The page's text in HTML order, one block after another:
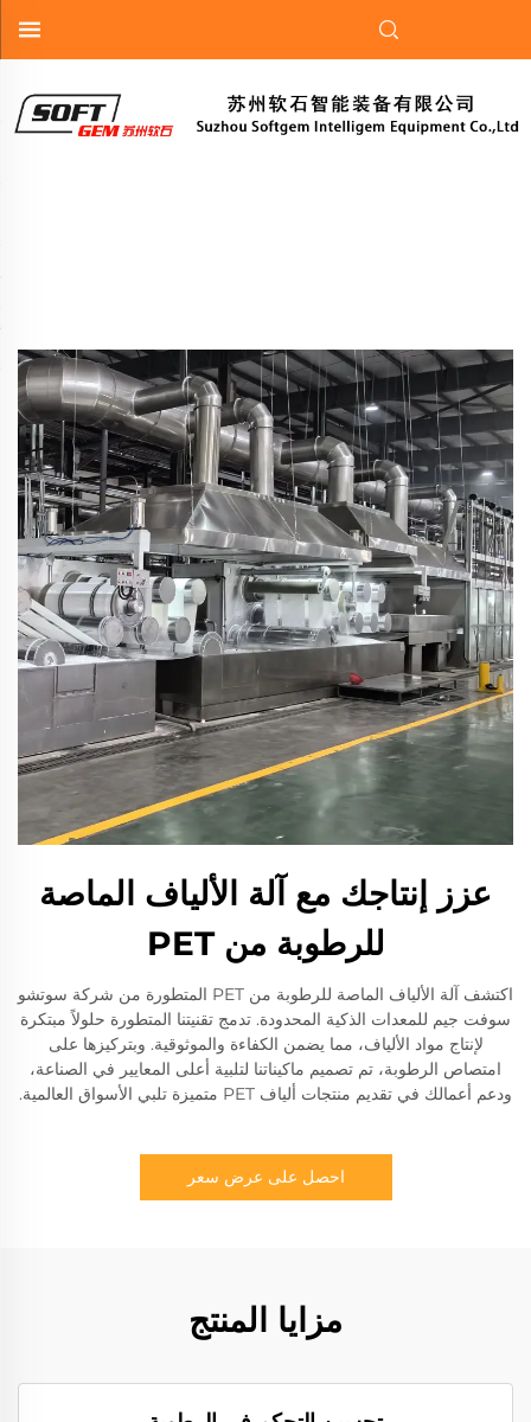
عزز إنتاجك مع آلة الألياف الماصة
للرطوبة من PET
اكتشف آلة الألياف الماصة للرطوبة من PET المتطورة من شركة سوتشو
سوفت جيم للمعدات الذكية المحدودة. تدمج تقنيتنا المتطورة حلولاً مبتكرة
لإنتاج مواد الألياف، مما يضمن الكفاءة والموثوقية. وبتركيزها على
امتصاص الرطوبة، تم تصميم ماكيناتنا لتلبية أعلى المعايير في الصناعة،
ودعم أعمالك في تقديم منتجات ألياف PET متميزة تلبي الأسواق العالمية.
احصل على عرض سعر
مزايا المنتج